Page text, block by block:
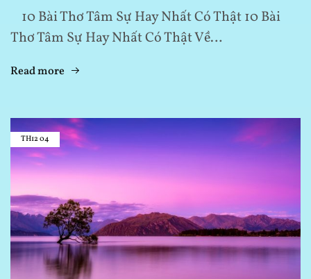
10 Bài Thơ Tâm Sự Hay Nhất Có Thật 10 Bài
Thơ Tâm Sự Hay Nhất Có Thật Về…
Read more
TH1204